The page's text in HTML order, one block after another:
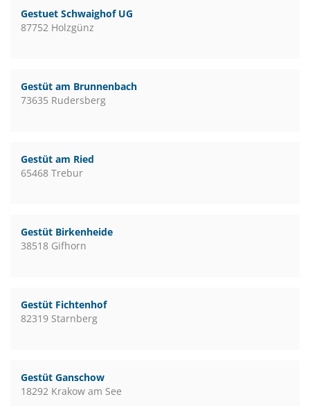
Gestuet Schwaighof UG
87752 Holzgünz
Gestüt am Brunnenbach
73635 Rudersberg
Gestüt am Ried
65468 Trebur
Gestüt Birkenheide
38518 Gifhorn
Gestüt Fichtenhof
82319 Starnberg
Gestüt Ganschow
18292 Krakow am See